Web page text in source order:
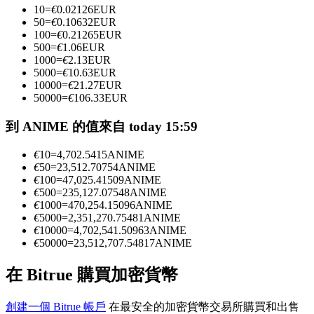
坐享盈利分成和跟單分傭
合約資訊
包含交易情況等的大數據分析
10=€0.02126EUR
50=€0.10632EUR
100=€0.21265EUR
500=€1.06EUR
1000=€2.13EUR
5000=€10.63EUR
10000=€21.27EUR
50000=€106.33EUR
到 ANIME 的值來自 today 15:59
€10=4,702.5415ANIME
€50=23,512.70754ANIME
€100=47,025.41509ANIME
€500=235,127.07548ANIME
€1000=470,254.15096ANIME
€5000=2,351,270.75481 ANIME
€10000=4,702,541.50963ANIME
€50000=23,512,707.54817ANIME
在 Bitrue 購買加密貨幣
創建一個 Bitrue 帳戶 在最安全的加密貨幣交易所購買和出售